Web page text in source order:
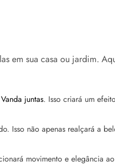
em sua casa ou jardim.
juntas. Isso criará um
Isso não apenas realçará a
movimento e elegância